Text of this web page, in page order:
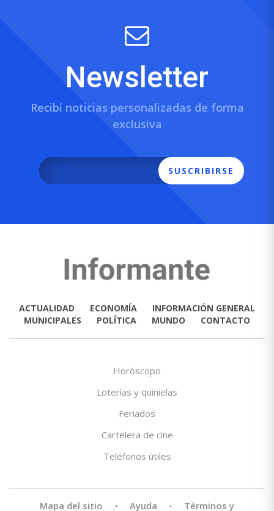
Newsletter
Recibí noticias personalizadas de forma
exclusiva
SUSCRIBIRSE
ACTUALIDAD ECONOMÍA
INFORMACIÓN GENERAL
MUNICIPALES
POLÍTICA MUNDO CONTACTO
Horóscopo
Loterías y quinielas
Feriados
Cartelera de cine
Teléfonos útiles
Mapa del sitio · Ayuda · Términos y